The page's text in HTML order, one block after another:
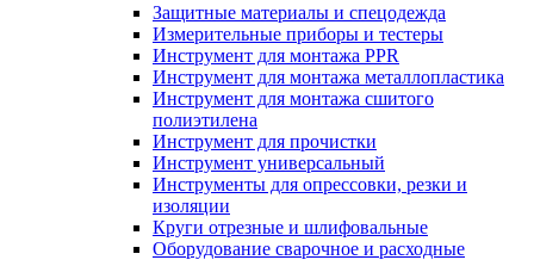
Защитные материалы и спецодежда
Измерительные приборы и тестеры
Инструмент для монтажа PPR
Инструмент для монтажа металлопластика
Инструмент для монтажа сшитого
полиэтилена
Инструмент для прочистки
Инструмент универсальный
Инструменты для опрессовки, резки и
изоляции
Круги отрезные и шлифовальные
Оборудование сварочное и расходные